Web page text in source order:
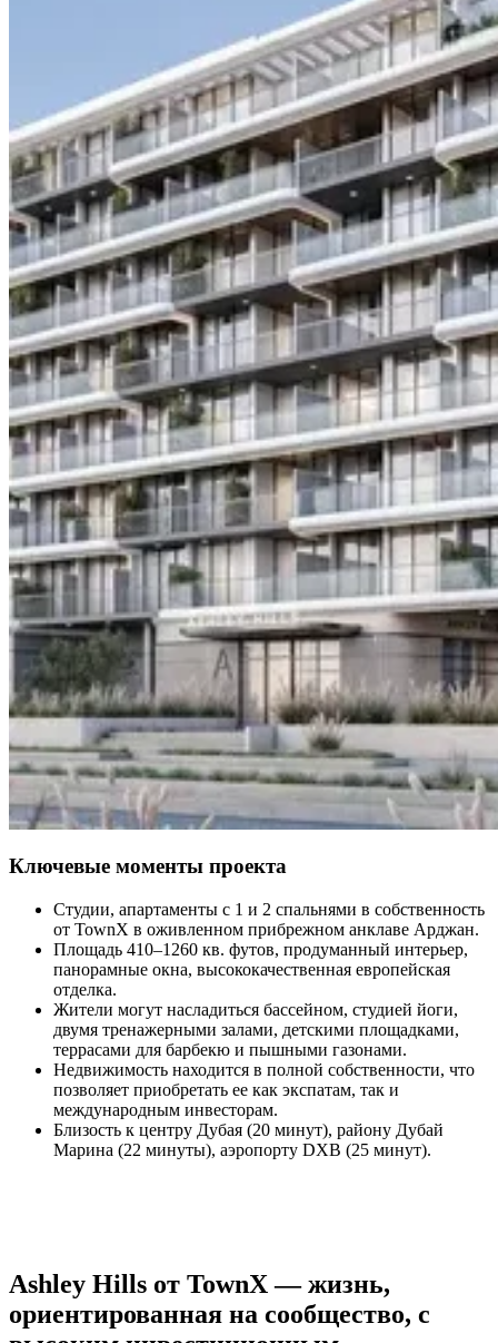
Ключевые моменты проекта
Студии, апартаменты с 1 и 2 спальнями в собственность
от TownX в оживленном прибрежном анклаве Арджан.
Площадь 410–1260 кв. футов, продуманный интерьер,
панорамные окна, высококачественная европейская
отделка.
Жители могут насладиться бассейном, студией йоги,
двумя тренажерными залами, детскими площадками,
террасами для барбекю и пышными газонами.
Недвижимость находится в полной собственности, что
позволяет приобретать ее как экспатам, так и
международным инвесторам.
Близость к центру Дубая (20 минут), району Дубай
Марина (22 минуты), аэропорту DXB (25 минут).
Ashley Hills от TownX — жизнь,
ориентированная на сообщество, с